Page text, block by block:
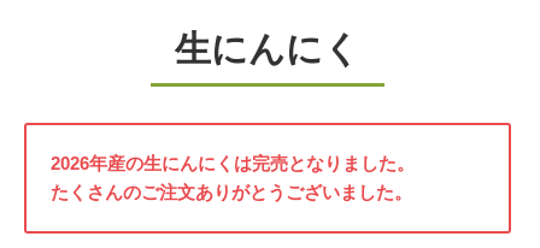
生にんにく
2026年産の生にんにくは完売となりました。
たくさんのご注文ありがとうございました。